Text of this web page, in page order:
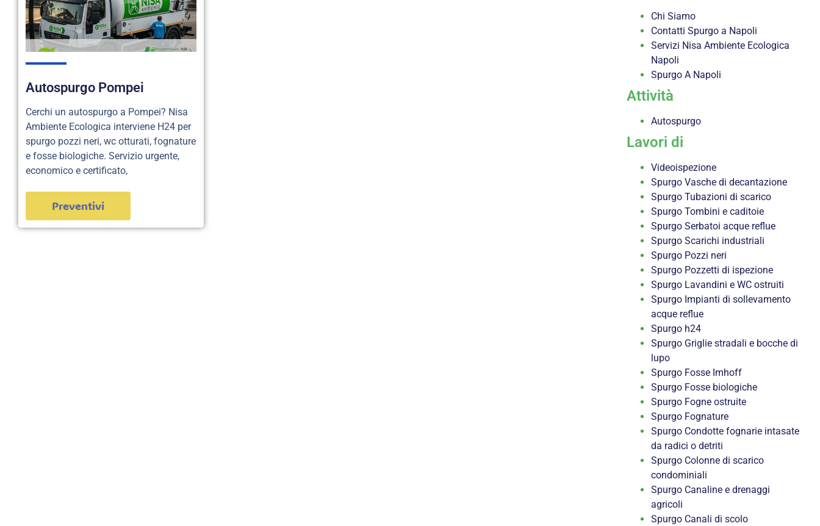
Autospurgo Pompei
Cerchi un autospurgo a Pompei? Nisa
Ambiente Ecologica interviene H24 per
spurgo pozzi neri, wc otturati, fognature
e fosse biologiche. Servizio urgente,
economico e certificato,
Preventivi
Chi Siamo
Contatti Spurgo a Napoli
Servizi Nisa Ambiente Ecologica
Napoli
Spurgo A Napoli
Attività
Autospurgo
Lavori di
Videoispezione
Spurgo Vasche di decantazione
Spurgo Tubazioni di scarico
Spurgo Tombini e caditoie
Spurgo Serbatoi acque reflue
Spurgo Scarichi industriali
Spurgo Pozzi neri
Spurgo Pozzetti di ispezione
Spurgo Lavandini e WC ostruiti
Spurgo Impianti di sollevamento
acque reflue
Spurgo h24
Spurgo Griglie stradali e bocche di
lupo
Spurgo Fosse Imhoff
Spurgo Fosse biologiche
Spurgo Fogne ostruite
Spurgo Fognature
Spurgo Condotte fognarie intasate
da radici o detriti
Spurgo Colonne di scarico
condominiali
Spurgo Canaline e drenaggi
agricoli
Spurgo Canali di scolo